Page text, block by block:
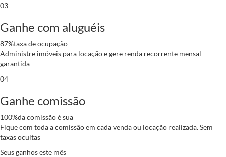
03
Ganhe com aluguéis
87%taxa de ocupação
Administre imóveis para locação e gere renda recorrente mensal
garantida
04
Ganhe comissão
100%da comissão é sua
Fique com toda a comissão em cada venda ou locação realizada. Sem
taxas ocultas
Seus ganhos este mês